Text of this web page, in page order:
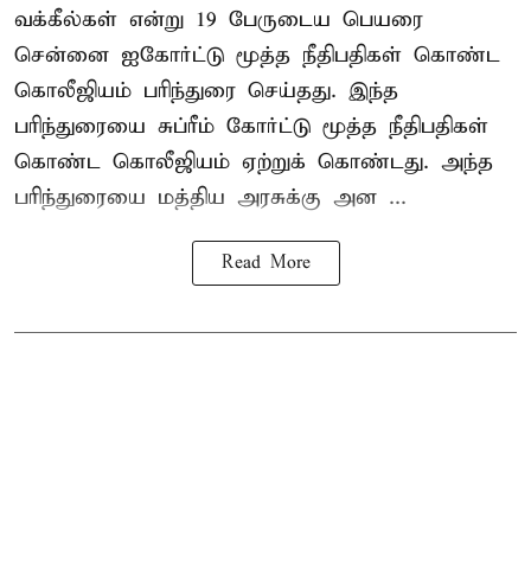
வக்கீல்கள் என்று 19 பேருடைய பெயரை
சென்னை ஐகோர்ட்டு மூத்த நீதிபதிகள் கொண்ட
கொலீஜியம் பரிந்துரை செய்தது. இந்த
பரிந்துரையை சுப்ரீம் கோர்ட்டு மூத்த நீதிபதிகள்
கொண்ட கொலீஜியம் ஏற்றுக் கொண்டது. அந்த
பரிந்துரையை மத்திய அரசுக்கு அன ...
Read More